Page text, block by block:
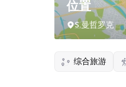
位置
S.曼哲罗克
综合旅游